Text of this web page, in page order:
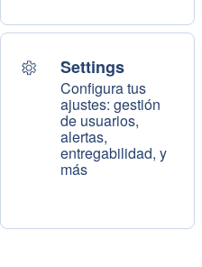
Settings
Configura tus
ajustes: gestión
de usuarios,
alertas,
entregabilidad, y
más